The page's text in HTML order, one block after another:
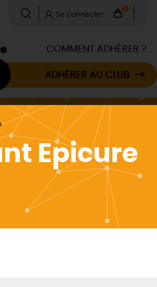
0
Se connecter
COMMENT ADHÉRER ?
ADHÉRER AU CLUB
Epicure